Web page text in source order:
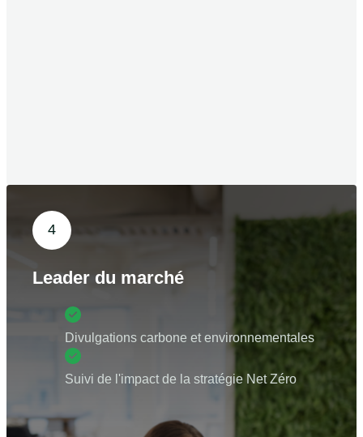
4
Leader du marché
Divulgations carbone et environnementales
Suivi de l'impact de la stratégie Net Zéro